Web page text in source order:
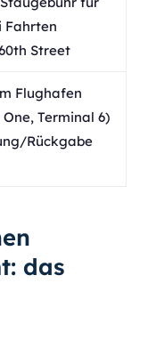
Fahrten
Street
Flughafen
Terminal 6)
Rückgabe
das